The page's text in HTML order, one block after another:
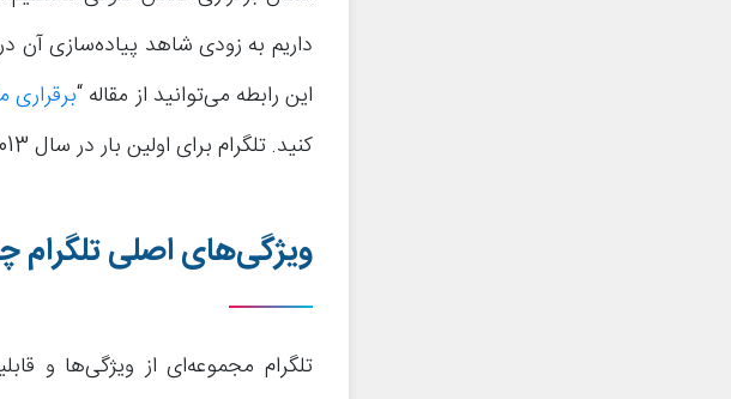
داریم به زودی شاهد پیاده‌سازی آن
این رابطه می‌توانید از مقاله “برقراری
کنید. تلگرام برای اولین بار در سال 2013 منتشر شد.
ویژگی‌های اصلی تلگرام
تلگرام مجموعه‌ای از ویژگی‌ها و